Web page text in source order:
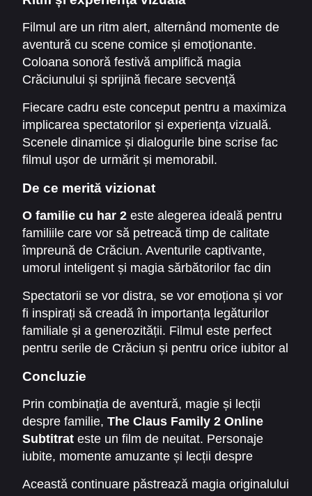
Filmul are un ritm alert, alternând momente de
aventură cu scene comice și emoționante.
Coloana sonoră festivă amplifică magia
Crăciunului și sprijină fiecare secvență
Fiecare cadru este conceput pentru a maximiza
implicarea spectatorilor și experiența vizuală.
Scenele dinamice și dialogurile bine scrise fac
filmul ușor de urmărit și memorabil.
De ce merită vizionat
O familie cu har 2 este alegerea ideală pentru
familiile care vor să petreacă timp de calitate
împreună de Crăciun. Aventurile captivante,
umorul inteligent și magia sărbătorilor fac din
Spectatorii se vor distra, se vor emoționa și vor
fi inspirați să creadă în importanța legăturilor
familiale și a generozității. Filmul este perfect
pentru serile de Crăciun și pentru orice iubitor al
Concluzie
Prin combinația de aventură, magie și lecții
despre familie, The Claus Family 2 Online
Subtitrat este un film de neuitat. Personaje
iubite, momente amuzante și lecții despre
Crăciun.
Această continuare păstrează magia originalului